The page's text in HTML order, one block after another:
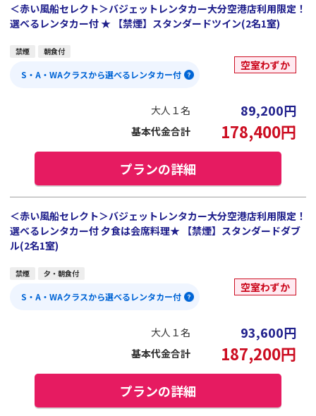
＜赤い風船セレクト＞バジェットレンタカー大分空港店利用限定！
選べるレンタカー付 ★ 【禁煙】スタンダードツイン(2名1室)
禁煙 朝食付
S・A・WAクラスから選べるレンタカー付
空室わずか
大人１名 89,200円
基本代金合計 178,400円
プランの詳細
＜赤い風船セレクト＞バジェットレンタカー大分空港店利用限定！
選べるレンタカー付 夕食は会席料理★ 【禁煙】スタンダードダブ
ル(2名1室)
禁煙 夕・朝食付
S・A・WAクラスから選べるレンタカー付
空室わずか
大人１名 93,600円
基本代金合計 187,200円
プランの詳細